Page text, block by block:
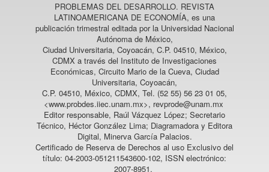
PROBLEMAS DEL DESARROLLO. REVISTA
LATINOAMERICANA DE ECONOMÍA, es una
publicación trimestral editada por la Universidad Nacional
Autónoma de México,
Ciudad Universitaria, Coyoacán, C.P. 04510, México,
CDMX a través del Instituto de Investigaciones
Económicas, Circuito Mario de la Cueva, Ciudad
Universitaria, Coyoacán,
C.P. 04510, México, CDMX, Tel. (52 55) 56 23 01 05,
<www.probdes.iiec.unam.mx>, revprode@unam.mx
Editor responsable, Raúl Vázquez López; Secretario
Técnico, Héctor González Lima; Diagramadora y Editora
Digital, Minerva García Palacios.
Certificado de Reserva de Derechos al uso Exclusivo del
título: 04-2003-051211543600-102, ISSN electrónico:
2007-8951,